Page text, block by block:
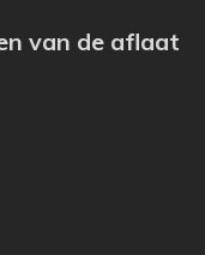
van de aflaat